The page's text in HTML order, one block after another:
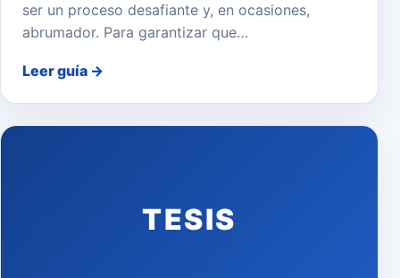
ser un proceso desafiante y, en ocasiones,
abrumador. Para garantizar que…
Leer guía →
TESIS